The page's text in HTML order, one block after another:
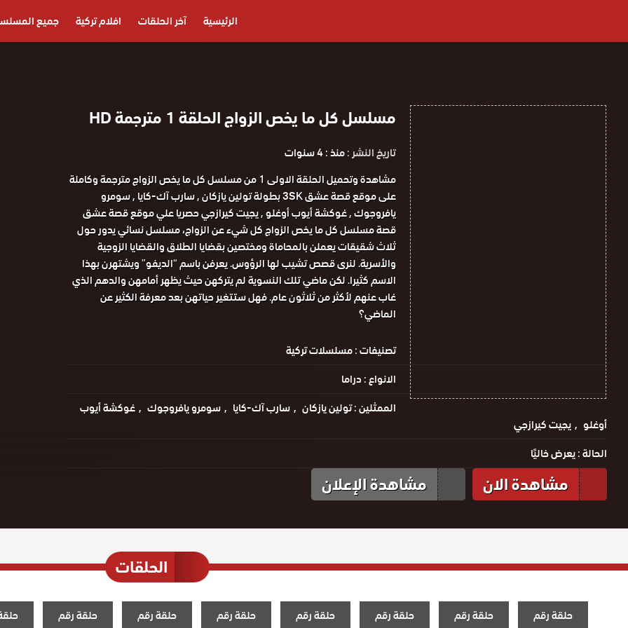
الرئيسية آخر الحلقات افلام تركية جميع
مسلسل كل ما يخص الزواج الحلقة 1 مترجمة HD
تاريخ النشر :منذ : 4 سنوات
مشاهدة وتحميل الحلقة الاولى 1 من مسلسل كل ما يخص الزواج مترجمة وكاملة
على موقع قصة عشق 3SK بطولة تولين يازكان , سارب آك-كايا , سومرو
يافروجوك , غوكشة أيوب أوغلو , يجيت كيرازجي حصريا علي موقع قصة عشق
قصة مسلسل كل ما يخص الزواج كل شيء عن الزواج، مسلسل نسائي يدور حول
ثلاث شقيقات يعملن بالمحاماة ومختصين بقضايا الطلاق والقضايا الزوجية
والأسرية. لنرى قصص تشيب لها الرؤوس. يعرفن باسم “الديفو” ويشتهرن بهذا
الاسم كثيرا. لكن ماضي تلك النسوية لم يتركهن حيث يظهر أمامهن والدهم الذي
غاب عنهم لأكثر من ثلاثون عام. فهل ستتغير حياتهن بعد معرفة الكثير عن
الماضي؟
تصنيفات :مسلسلات تركية
الانواع :دراما
الممثلين :تولين يازكان سارب آك-كايا سومرو يافروجوك
غوكشة أيوب
أوغلو
يجيت كيرازجي
الحالة :يعرض خاليًا
مشاهدة الان مشاهدة الإعلان
الحلقات
حلقة رقم حلقة رقم حلقة رقم حلقة رقم حلقة رقم حلقة رقم حلقة رقم